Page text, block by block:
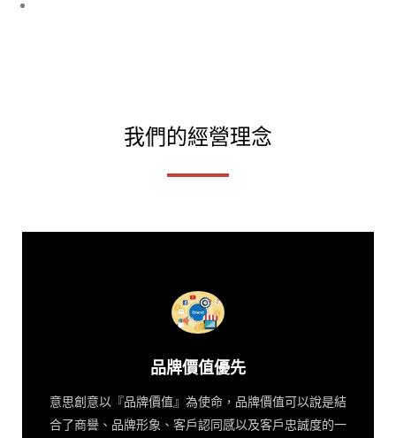
我們的經營理念
品牌價值優先
意思創意以『品牌價值』為使命，品牌價值可以說是結
合了商譽、品牌形象、客戶認同感以及客戶忠誠度的一